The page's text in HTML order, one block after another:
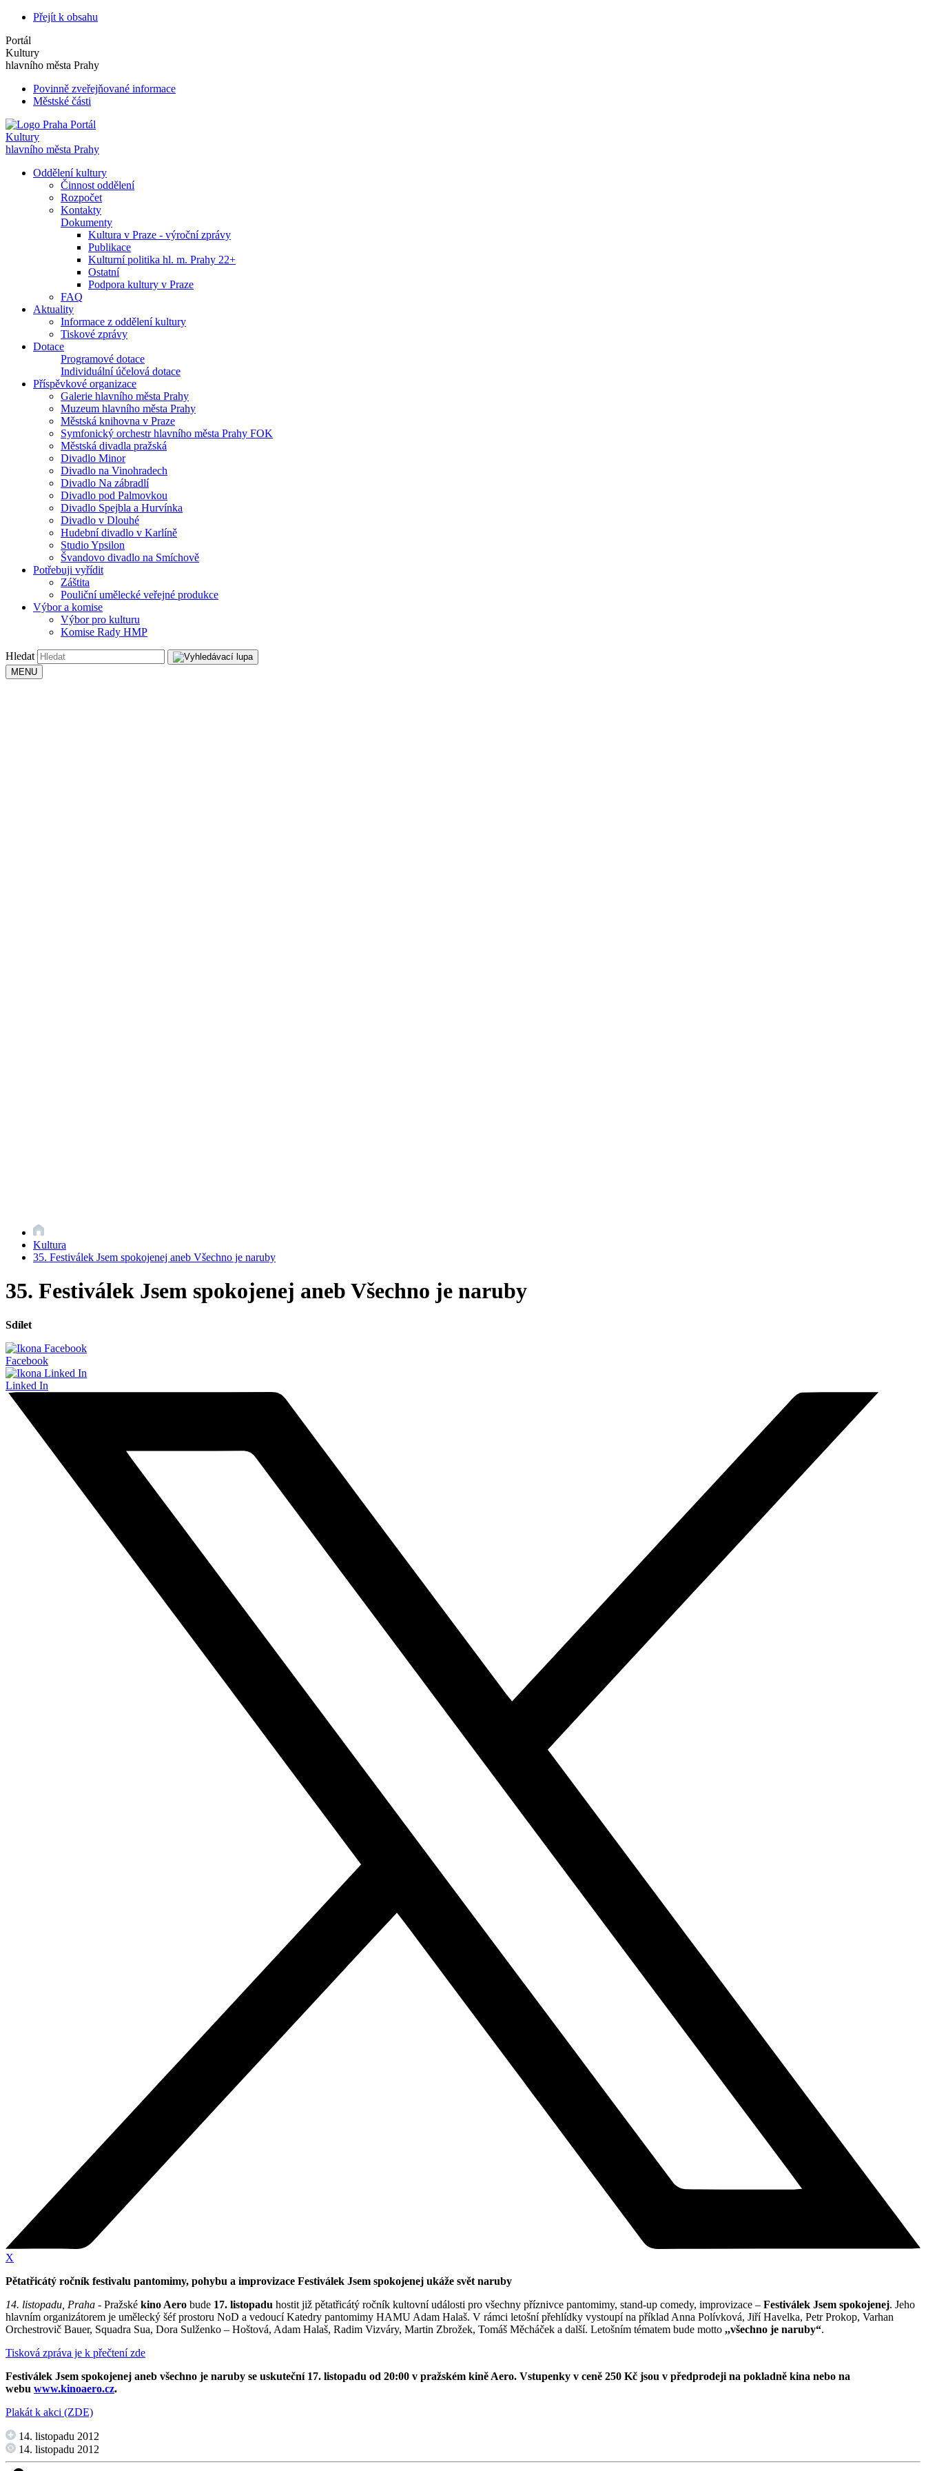
Přejít k obsahu
Portál
Kultury
hlavního města Prahy
Povinně zveřejňované informace
Městské části
Portál
Kultury
hlavního města Prahy
Oddělení kultury
Činnost oddělení
Rozpočet
Kontakty
Dokumenty
Kultura v Praze - výroční zprávy
Publikace
Kulturní politika hl. m. Prahy 22+
Ostatní
Podpora kultury v Praze
FAQ
Aktuality
Informace z oddělení kultury
Tiskové zprávy
Dotace
Programové dotace
Individuální účelová dotace
Příspěvkové organizace
Galerie hlavního města Prahy
Muzeum hlavního města Prahy
Městská knihovna v Praze
Symfonický orchestr hlavního města Prahy FOK
Městská divadla pražská
Divadlo Minor
Divadlo na Vinohradech
Divadlo Na zábradlí
Divadlo pod Palmovkou
Divadlo Spejbla a Hurvínka
Divadlo v Dlouhé
Hudební divadlo v Karlíně
Studio Ypsilon
Švandovo divadlo na Smíchově
Potřebuji vyřídit
Záštita
Pouliční umělecké veřejné produkce
Výbor a komise
Výbor pro kulturu
Komise Rady HMP
Hledat
MENU
Kultura
35. Festiválek Jsem spokojenej aneb Všechno je naruby
35. Festiválek Jsem spokojenej aneb Všechno je naruby
Sdílet
Facebook
Linked In
X
Pětatřicátý ročník festivalu pantomimy, pohybu a improvizace Festiválek Jsem spokojenej ukáže svět naruby
14. listopadu, Praha - Pražské kino Aero bude 17. listopadu hostit již pětatřicátý ročník kultovní události pro všechny příznivce pantomimy, stand-up comedy, improvizace – Festiválek Jsem spokojenej. Jeho
hlavním organizátorem je umělecký šéf prostoru NoD a vedoucí Katedry pantomimy HAMU Adam Halaš. V rámci letošní přehlídky vystoupí na příklad Anna Polívková, Jiří Havelka, Petr Prokop, Varhan
Orchestrovič Bauer, Squadra Sua, Dora Sulženko – Hoštová, Adam Halaš, Radim Vizváry, Martin Zbrožek, Tomáš Měcháček a další. Letošním tématem bude motto ,,všechno je naruby“.
Tisková zpráva je k přečtení zde
Festiválek Jsem spokojenej aneb všechno je naruby se uskuteční 17. listopadu od 20:00 v pražském kině Aero. Vstupenky v ceně 250 Kč jsou v předprodeji na pokladně kina nebo na
webu www.kinoaero.cz.
Plakát k akci (ZDE)
14. listopadu 2012
14. listopadu 2012